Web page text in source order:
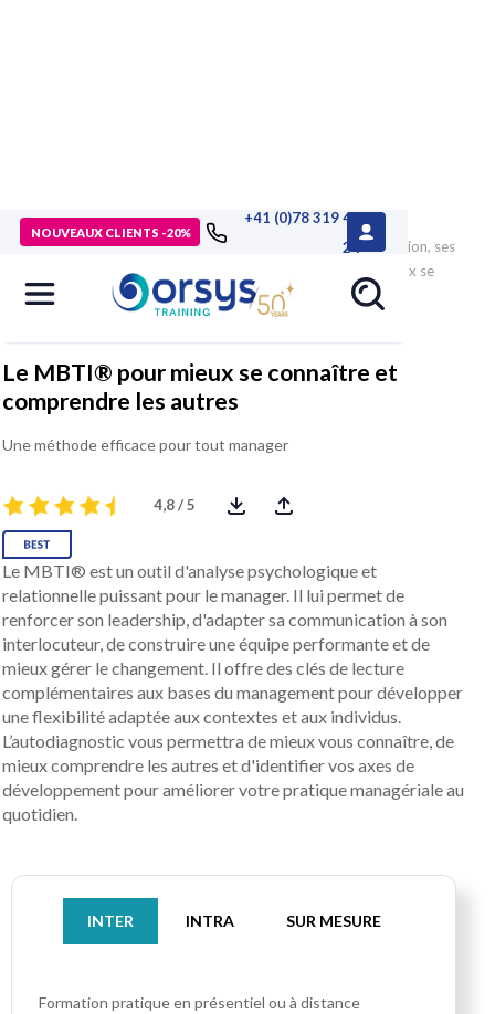
NOUVEAUX CLIENTS -20%
+41 (0)78 319 46
24
> Formations>Management - Développement personnel
Management : pratiques avancées
Maîtriser sa communication, ses
émotions et son relationnel
Formation Le MBTI® pour mieux se
connaître et comprendre les autres
Le MBTI® pour mieux se connaître et
comprendre les autres
Une méthode efficace pour tout manager
4,8 / 5
Le MBTI® est un outil d'analyse psychologique et
relationnelle puissant pour le manager. Il lui permet de
renforcer son leadership, d'adapter sa communication à son
interlocuteur, de construire une équipe performante et de
mieux gérer le changement. Il offre des clés de lecture
complémentaires aux bases du management pour développer
une flexibilité adaptée aux contextes et aux individus.
L’autodiagnostic vous permettra de mieux vous connaître, de
mieux comprendre les autres et d'identifier vos axes de
développement pour améliorer votre pratique managériale au
quotidien.
INTER INTRA SUR MESURE
Formation pratique en présentiel ou à distance